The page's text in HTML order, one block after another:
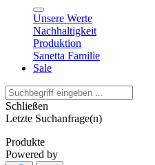
Unsere Werte
Nachhaltigkeit
Produktion
Sanetta Familie
Sale
Schließen
Letzte Suchanfrage(n)
Produkte
Powered by